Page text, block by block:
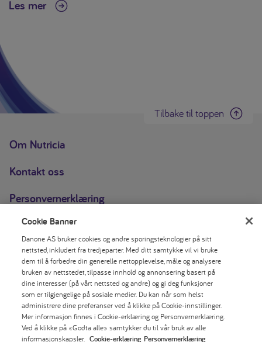
Les mer
Tilbake til toppen
Om Nutricia
Kontakt oss
Personvernerklæring
Erklæring om informasjonskapsler
Cookie-innstillinger
Åpenhetsloven
Juridisk merknad
Skriv ut siden
Cookie Banner
Danone AS bruker cookies og andre sporingsteknologier på sitt
nettsted, inkludert fra tredjeparter. Med ditt samtykke vil vi bruke
dem til å forbedre din generelle nettopplevelse, måle og analysere
bruken av nettstedet, tilpasse innhold og annonsering basert på
dine interesser (på vårt nettsted og andre) og gi deg funksjoner
som er tilgjengelige på sosiale medier. Du kan når som helst
administrere dine preferanser ved å klikke på Cookie-innstillinger.
Mer informasjon finnes i Cookie-erklæring og Personvernerklæring.
Ved å klikke på «Godta alle» samtykker du til vår bruk av alle
informasjonskapsler. Cookie-erklæring Personvernerklæring